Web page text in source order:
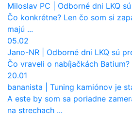
Miloslav PC
Odborné dni LKQ sú pre
Čo konkrétne? Len čo som si
majú ...
05.02
Jano-NR
Odborné dni LKQ sú pre všetkých,
Čo vraveli o nabíjačkách Batium?
20.01
bananista
Tuning kamiónov je stále aktuálny.
A este by som sa poriadne
na strechach ...